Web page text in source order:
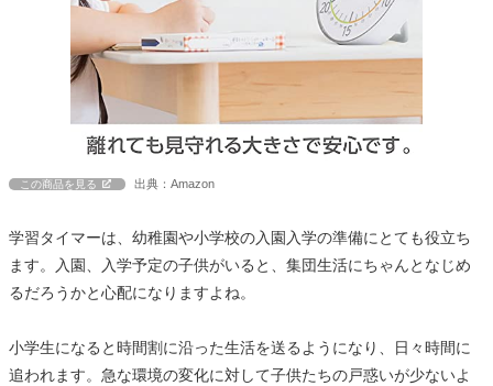
この商品を見る 出典：Amazon
学習タイマーは、幼稚園や小学校の入園入学の準備にとても役立ち
ます。入園、入学予定の子供がいると、集団生活にちゃんとなじめ
るだろうかと心配になりますよね。
小学生になると時間割に沿った生活を送るようになり、日々時間に
追われます。急な環境の変化に対して子供たちの戸惑いが少ないよ